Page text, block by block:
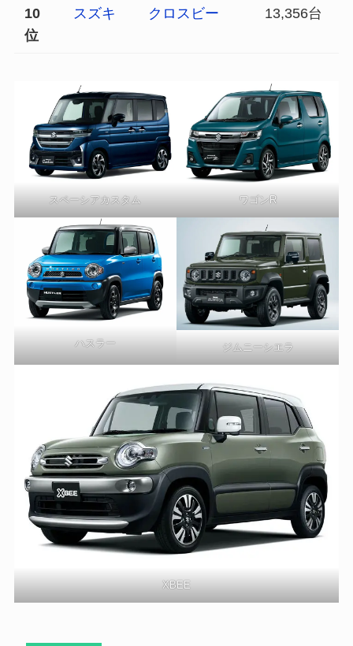
10
位
スズキ クロスビー 13,356台
スペーシアカスタム ワゴンR
ハスラー ジムニーシエラ
XBEE